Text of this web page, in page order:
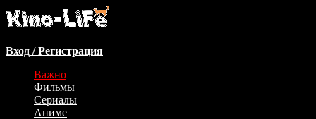
Вход / Регистрация
Важно
Фильмы
Сериалы
Аниме